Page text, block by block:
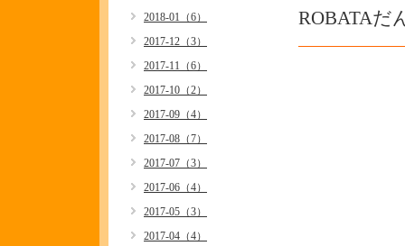
ROBATA
2018-01（6）
2017-12（3）
2017-11（6）
2017-10（2）
2017-09（4）
2017-08（7）
2017-07（3）
2017-06（4）
2017-05（3）
2017-04（4）